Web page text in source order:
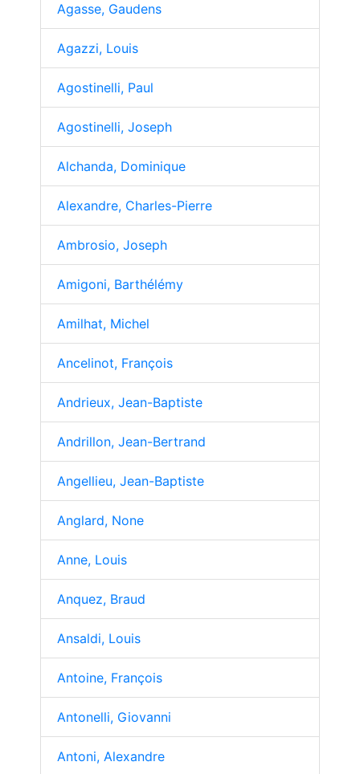
Agasse, Gaudens
Agazzi, Louis
Agostinelli, Paul
Agostinelli, Joseph
Alchanda, Dominique
Alexandre, Charles-Pierre
Ambrosio, Joseph
Amigoni, Barthélémy
Amilhat, Michel
Ancelinot, François
Andrieux, Jean-Baptiste
Andrillon, Jean-Bertrand
Angellieu, Jean-Baptiste
Anglard, None
Anne, Louis
Anquez, Braud
Ansaldi, Louis
Antoine, François
Antonelli, Giovanni
Antoni, Alexandre